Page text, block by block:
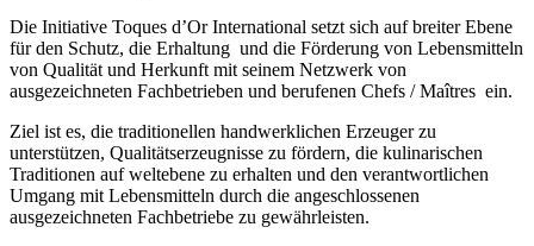
Die Initiative Toques d’Or International setzt sich auf breiter Ebene
für den Schutz, die Erhaltung und die Förderung von Lebensmitteln
von Qualität und Herkunft mit seinem Netzwerk von
ausgezeichneten Fachbetrieben und berufenen Chefs / Maîtres ein.
Ziel ist es, die traditionellen handwerklichen Erzeuger zu
unterstützen, Qualitätserzeugnisse zu fördern, die kulinarischen
Traditionen auf weltebene zu erhalten und den verantwortlichen
Umgang mit Lebensmitteln durch die angeschlossenen
ausgezeichneten Fachbetriebe zu gewährleisten.